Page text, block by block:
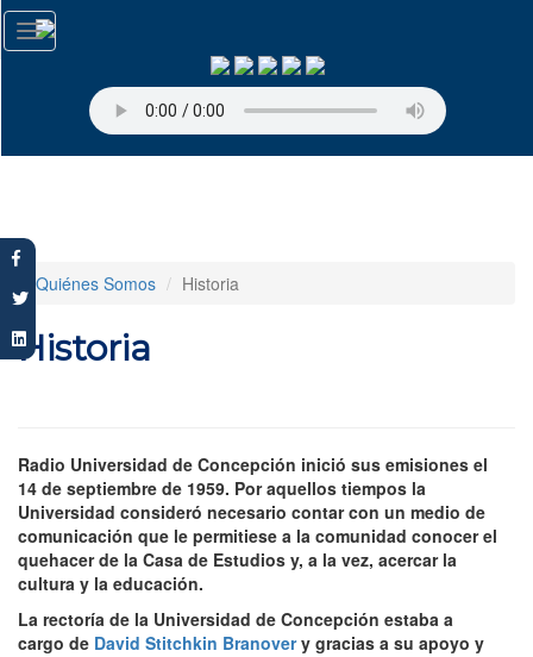
Pasar
contenido
Toggle
navigation
Quiénes Somos Historia
Historia
Radio Universidad de Concepción inició sus emisiones el
14 de septiembre de 1959. Por aquellos tiempos la
Universidad consideró necesario contar con un medio de
comunicación que le permitiese a la comunidad conocer el
quehacer de la Casa de Estudios y, a la vez, acercar la
cultura y la educación.
La rectoría de la Universidad de Concepción estaba a
cargo de David Stitchkin Branovery gracias a su apoyo y